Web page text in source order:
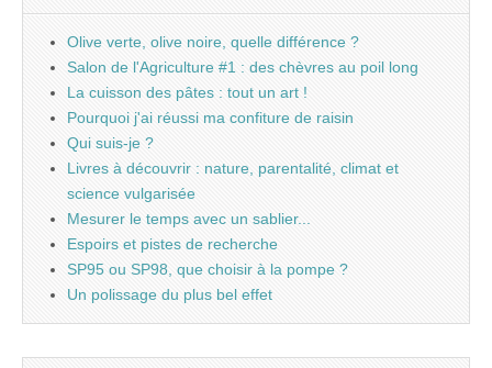
Olive verte, olive noire, quelle différence ?
Salon de l'Agriculture #1 : des chèvres au poil long
La cuisson des pâtes : tout un art !
Pourquoi j'ai réussi ma confiture de raisin
Qui suis-je ?
Livres à découvrir : nature, parentalité, climat et
science vulgarisée
Mesurer le temps avec un sablier...
Espoirs et pistes de recherche
SP95 ou SP98, que choisir à la pompe ?
Un polissage du plus bel effet